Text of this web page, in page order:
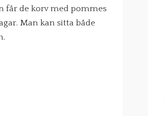
får de korv med pommes
Man kan sitta både